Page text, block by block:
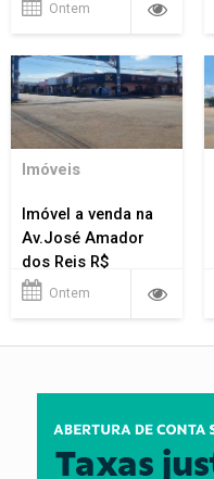
Ontem
Imóveis
Imóvel a venda na
Av.José Amador
dos Reis R$
1.400.000
Ontem